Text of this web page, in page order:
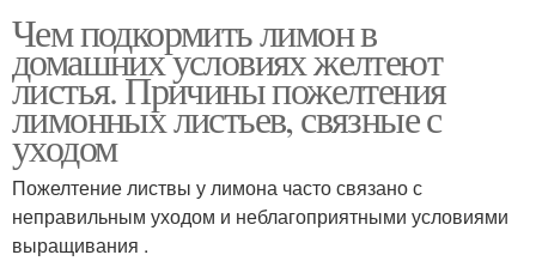
Чем подкормить лимон в
домашних условиях желтеют
листья. Причины пожелтения
лимонных листьев, связные с
уходом
Пожелтение листвы у лимона часто связано с
неправильным уходом и неблагоприятными условиями
выращивания .